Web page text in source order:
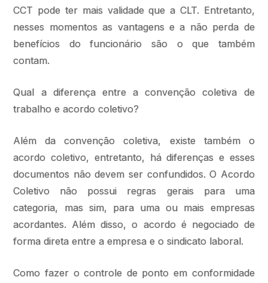
CCT pode ter mais validade que a CLT. Entretanto,
nesses momentos as vantagens e a não perda de
benefícios do funcionário são o que também
contam.
Qual a diferença entre a convenção coletiva de
trabalho e acordo coletivo?
Além da convenção coletiva, existe também o
acordo coletivo, entretanto, há diferenças e esses
documentos não devem ser confundidos. O Acordo
Coletivo não possui regras gerais para uma
categoria, mas sim, para uma ou mais empresas
acordantes. Além disso, o acordo é negociado de
forma direta entre a empresa e o sindicato laboral.
Como fazer o controle de ponto em conformidade